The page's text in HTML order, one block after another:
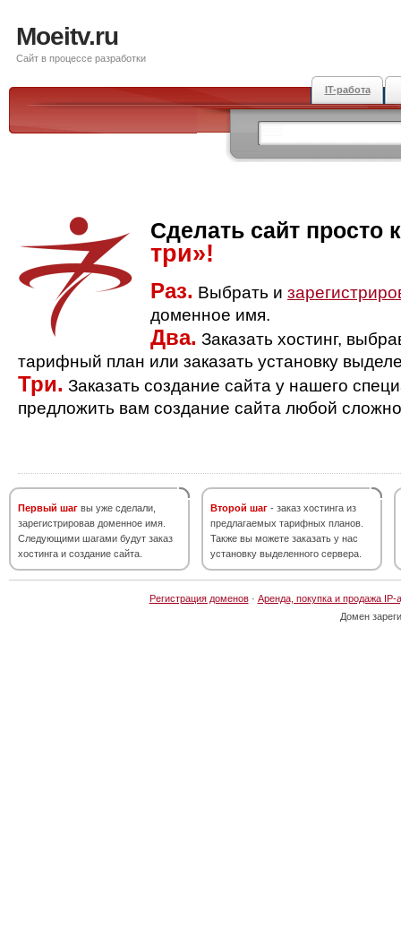
Moeitv.ru
Сайт в процессе разработки
IT-работа
Сделать сайт просто
три»!
Раз. Выбрать и
доменное имя.
Два. Заказать хостинг,
тарифный план или заказать установку
Три. Заказать создание сайта у нашего
предложить вам создание сайта любой
Первый шаг вы уже сделали,
зарегистрировав доменное имя.
Следующими шагами будут заказ
хостинга и создание сайта.
Второй шаг - заказ хостинга из
предлагаемых тарифных планов.
Также вы можете заказать у нас
установку выделенного сервера.
Регистрация доменов· Аренда, покупка и продажа IP-
Домен